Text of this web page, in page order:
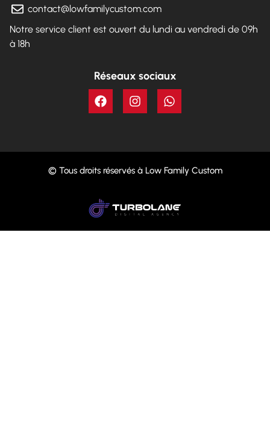
contact@lowfamilycustom.com
Notre service client est ouvert du lundi au vendredi de 09h
à 18h
Réseaux sociaux
© Tous droits réservés à Low Family Custom